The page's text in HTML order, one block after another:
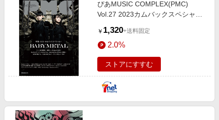
ぴあMUSIC COMPLEX(PMC)
Vol.27 2023カムバックスペシャ
／edhiii boiほか
￥ 1,320+送料固定
2.0%
ストアにすすむ